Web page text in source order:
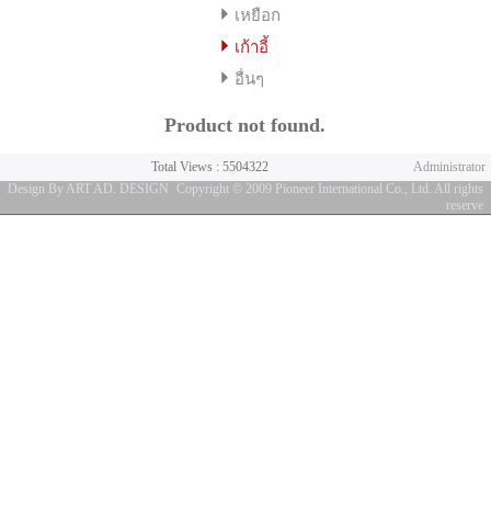
เหยือก
เก้าอี้
อื่นๆ
Product not found.
Administrator
Total Views : 5504322
Design By ART AD. DESIGN
Copyright © 2009 Pioneer International Co., Ltd. All rights
reserve